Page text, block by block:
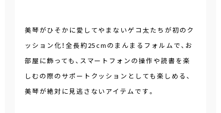
美琴がひそかに愛してやまないゲコ太たちが初のク
ッション化！全長約25cmのまんまるフォルムで、お
部屋に飾っても、スマートフォンの操作や読書を楽
しむの際のサポートクッションとしても楽しめる、
美琴が絶対に見逃さないアイテムです。